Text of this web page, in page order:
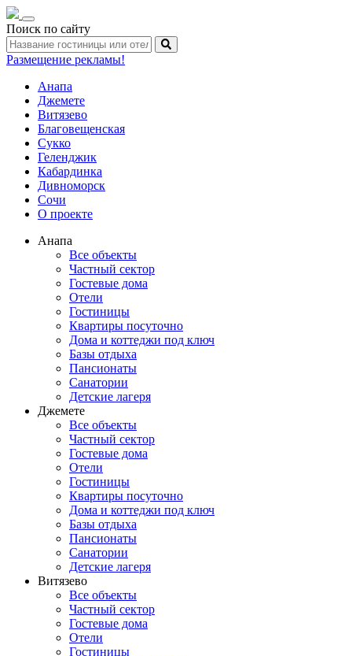
Toggle
navigation
Поиск по сайту
Размещение рекламы!
Анапа
Джемете
Витязево
Благовещенская
Сукко
Геленджик
Кабардинка
Дивноморск
Сочи
О проекте
Анапа
Все объекты
Частный сектор
Гостевые дома
Отели
Гостиницы
Квартиры посуточно
Дома и коттеджи под ключ
Базы отдыха
Пансионаты
Санатории
Детские лагеря
Джемете
Все объекты
Частный сектор
Гостевые дома
Отели
Гостиницы
Квартиры посуточно
Дома и коттеджи под ключ
Базы отдыха
Пансионаты
Санатории
Детские лагеря
Витязево
Все объекты
Частный сектор
Гостевые дома
Отели
Гостиницы